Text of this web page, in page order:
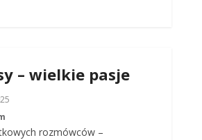
– wielkie pasje
rozmówców –